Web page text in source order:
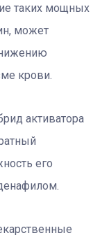
таких мощных
может
крови.
активатора
его